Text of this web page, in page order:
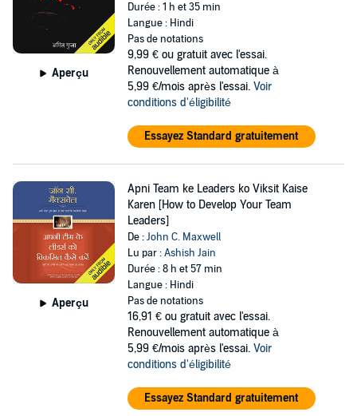
Aperçu
Durée : 1 h et 35 min
Langue : Hindi
Pas de notations
9,99 € ou gratuit avec l'essai.
Renouvellement automatique à
5,99 €/mois après l'essai. Voir
conditions d'éligibilité
Essayez Standard gratuitement
Aperçu
Apni Team ke Leaders ko Viksit Kaise
Karen [How to Develop Your Team
Leaders]
De :John C. Maxwell
Lu par :Ashish Jain
Durée : 8 h et 57 min
Langue : Hindi
Pas de notations
16,91 € ou gratuit avec l'essai.
Renouvellement automatique à
5,99 €/mois après l'essai. Voir
conditions d'éligibilité
Essayez Standard gratuitement